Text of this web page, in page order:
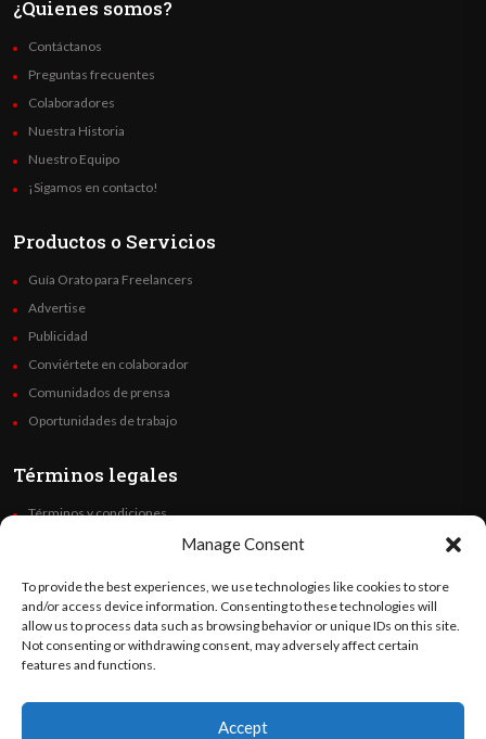
Manage Consent
To provide the best experiences, we use technologies like cookies to store
and/or access device information. Consenting to these technologies will
allow us to process data such as browsing behavior or unique IDs on this site.
Not consenting or withdrawing consent, may adversely affect certain
features and functions.
Accept
¿Quienes somos?
Contáctanos
Preguntas frecuentes
Colaboradores
Nuestra Historia
Nuestro Equipo
¡Sigamos en contacto!
Productos o Servicios
Guía Orato para Freelancers
Advertise
Publicidad
Conviértete en colaborador
Comunidados de prensa
Oportunidades de trabajo
Términos legales
Términos y condiciones
Code of Ethics
Síguenos